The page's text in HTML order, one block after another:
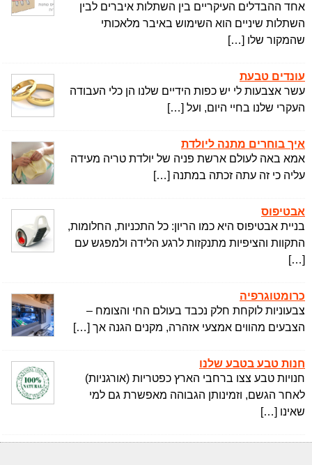
אחד ההבדלים העיקריים בין השתלות איברים לבין
השתלות שיניים הוא השימוש באיבר מלאכותי
שהמקור שלו […]
עונדים טבעת
עשר אצבעות לי יש כפות הידיים שלנו הן כלי העבודה
העקרי שלנו בחיי היום, ועל […]
איך בוחרים מתנה ליולדת
אמא באה לעולם ארשת פניה של יולדת טריה מעידה
עליה כי זה עתה זכתה במתנה […]
אבטיפוס
בניית אבטיפוס היא כמו הריון: כל התכניות, החלומות,
התקוות והציפיות מתנקזות לרגע הלידה ולמפגש עם
[…]
כרומטוגרפיה
צבעוניות לוקחת חלק נכבד בעולם החי והצומח –
הצבעים מהווים אמצעי אזהרה, מקנים הגנה אך […]
חנות טבע בטבע שלנו
חנויות טבע צצו ברחבי הארץ כפטריות (אורגניות)
לאחר הגשם, וזמינותן הגבוהה מאפשרת גם למי
שאינו […]